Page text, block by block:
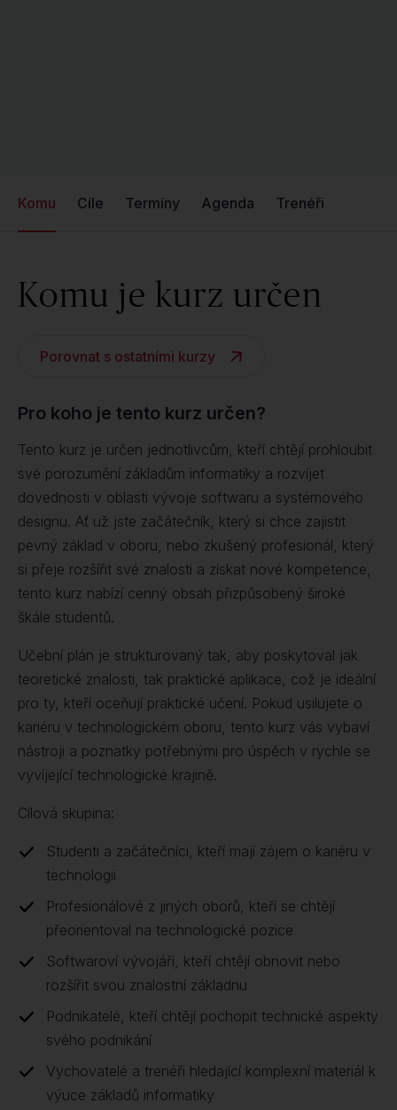
Komu Cíle Termíny Agenda Trenéři
Komu je kurz určen
Porovnat s ostatními kurzy
Pro koho je tento kurz určen?
Tento kurz je určen jednotlivcům, kteří chtějí prohloubit
své porozumění základům informatiky a rozvíjet
dovednosti v oblasti vývoje softwaru a systémového
designu. Ať už jste začátečník, který si chce zajistit
pevný základ v oboru, nebo zkušený profesionál, který
si přeje rozšířit své znalosti a získat nové kompetence,
tento kurz nabízí cenný obsah přizpůsobený široké
škále studentů.
Učební plán je strukturovaný tak, aby poskytoval jak
teoretické znalosti, tak praktické aplikace, což je ideální
pro ty, kteří oceňují praktické učení. Pokud usilujete o
kariéru v technologickém oboru, tento kurz vás vybaví
nástroji a poznatky potřebnými pro úspěch v rychle se
vyvíjející technologické krajině.
Cílová skupina:
Studenti a začátečníci, kteří mají zájem o kariéru v
technologii
Profesionálové z jiných oborů, kteří se chtějí
přeorientoval na technologické pozice
Softwaroví vývojáři, kteří chtějí obnovit nebo
rozšířit svou znalostní základnu
Podnikatelé, kteří chtějí pochopit technické aspekty
svého podnikání
Vychovatelé a trenéři hledající komplexní materiál k
výuce základů informatiky